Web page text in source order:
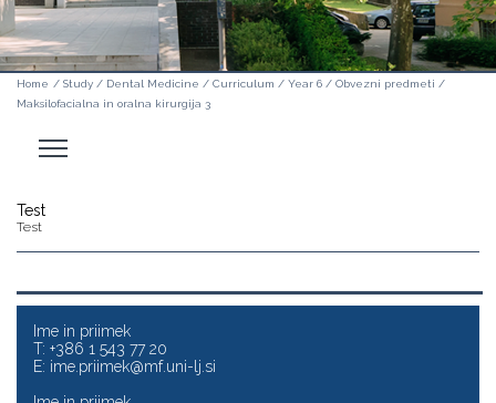
Home / Study / Dental Medicine / Curriculum / Year 6 / Obvezni predmeti /
Maksilofacialna in oralna kirurgija 3
Odpri
stranski
Test
Test
Ime in priimek
T: +386 1 543 77 20
E: ime.priimek@mf.uni-lj.si